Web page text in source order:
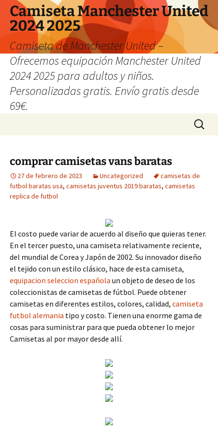
Camiseta Manchester United
2024 2025
Camiseta de Manchester United –
Ofrecemos equipación Manchester United
2024 2025 para adultos y niños.
Personalizadas gratis. Envío gratis desde
69€.
Buscar:
comprar camisetas vans baratas
27 de febrero de 2023 Uncategorized
camisetas de
futbol baratas usa, camisetas juventus 2019 baratas, camisetas
replica de futbol
El costo puede variar de acuerdo al diseño que quieras tener.
En el tercer puesto, una camiseta relativamente reciente,
del mundial de Corea y Japón de 2002. Su innovador diseño
el tejido con un estilo clásico, hace de esta camiseta,
equipacion seleccion española un objeto de deseo de los
coleccionistas de camisetas de fútbol. Puede obtener
camisetas en diferentes estilos, colores, calidad, camiseta
futbol alemania tipo y costo. Tienen una enorme gama de
cosas para suministrar para que pueda obtener lo mejor
Camisetas al por mayor desde allí.